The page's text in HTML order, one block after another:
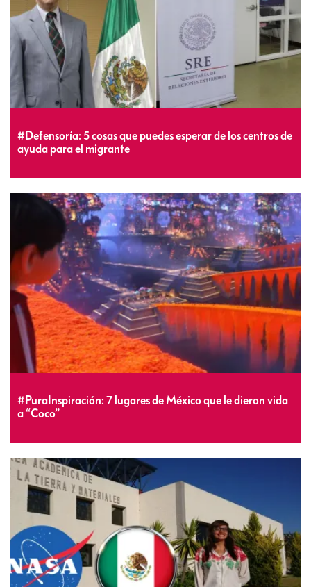
#Defensoría: 5 cosas que puedes esperar de los centros de
ayuda para el migrante
#PuraInspiración: 7 lugares de México que le dieron vida
a “Coco”